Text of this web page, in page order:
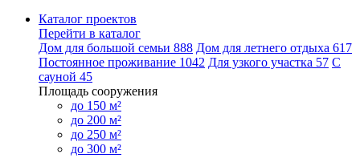
Каталог проектов
Перейти в каталог
Дом для большой семьи 888 Дом для летнего отдыха 617
Постоянное проживание 1042 Для узкого участка 57 С
сауной 45
Площадь сооружения
до 150 м²
до 200 м²
до 250 м²
до 300 м²